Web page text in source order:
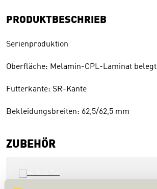
PRODUKTBESCHRIEB
Serienproduktion
Oberfläche: Melamin-CPL-Laminat belegt
Futterkante: SR-Kante
Bekleidungsbreiten: 62,5/62,5 mm
ZUBEHÖR